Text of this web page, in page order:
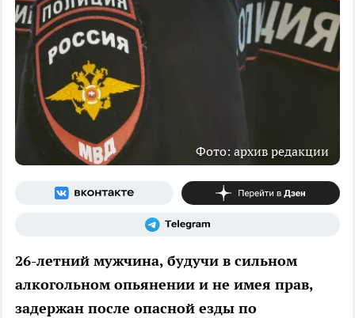
Фото: архив редакции
26-летний мужчина, будучи в сильном
алкогольном опьянении и не имея прав,
задержан после опасной езды по